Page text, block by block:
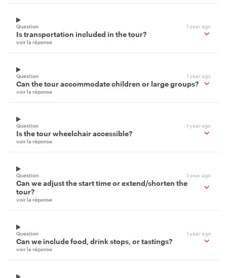
Question 1 year ago
Is transportation included in the tour?
voir la réponse
Question 1 year ago
Can the tour accommodate children or large groups?
voir la réponse
Question 1 year ago
Is the tour wheelchair accessible?
voir la réponse
Question 1 year ago
Can we adjust the start time or extend/shorten the
tour?
voir la réponse
Question 1 year ago
Can we include food, drink stops, or tastings?
voir la réponse